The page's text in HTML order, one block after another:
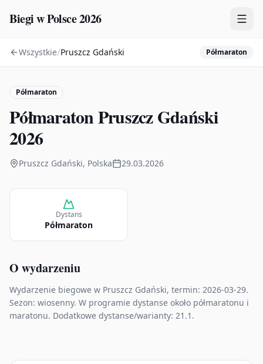
Biegi w Polsce 2026
Zawody
Wszystkie/Pruszcz Gdański Półmaraton
Półmaraton
Półmaraton Pruszcz Gdański
2026
Pruszcz Gdański, Polska 29.03.2026
Dystans
Półmaraton
O wydarzeniu
Wydarzenie biegowe w Pruszcz Gdański, termin: 2026-03-29.
Sezon: wiosenny. W programie dystanse około półmaratonu i
maratonu. Dodatkowe dystanse/warianty: 21.1.